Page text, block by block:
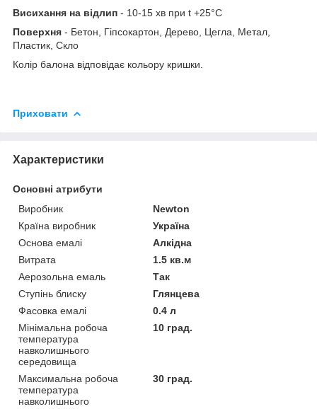
Висихання на відлип - 10-15 хв при t +25°С
Поверхня - Бетон, Гіпсокартон, Дерево, Цегла, Метал,
Пластик, Скло
Колір балона відповідає кольору кришки.
Приховати
Характеристики
Основні атрибути
Виробник
Newton
Країна виробник
Україна
Основа емалі
Алкідна
Витрата
1.5 кв.м
Аерозольна емаль
Так
Ступінь блиску
Глянцева
Фасовка емалі
0.4 л
Мінімальна робоча
температура
навколишнього
середовища
10 град.
Максимальна робоча
температура
навколишнього
30 град.